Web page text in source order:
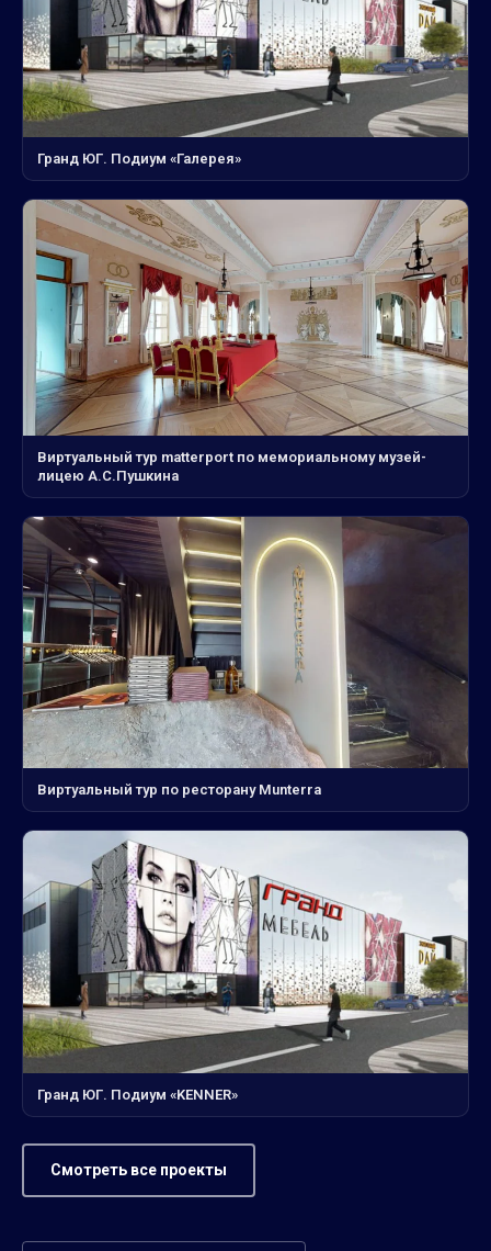
Гранд ЮГ. Подиум «Галерея»
Виртуальный тур matterport по мемориальному музей-
лицею А.С.Пушкина
Виртуальный тур по ресторану Munterra
Гранд ЮГ. Подиум «KENNER»
Смотреть все проекты